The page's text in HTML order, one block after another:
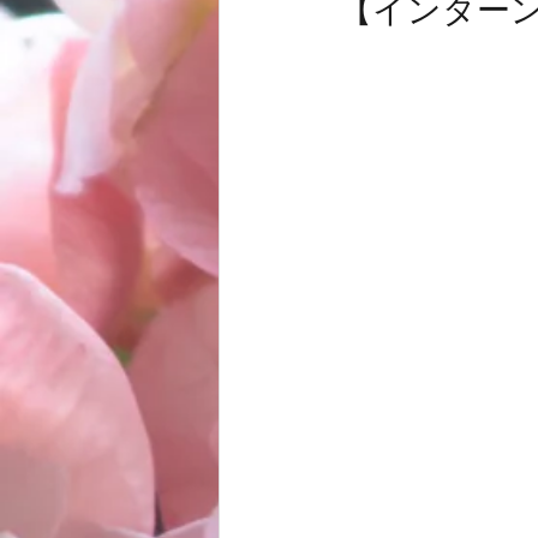
商品 ノムトムムーン
【インター